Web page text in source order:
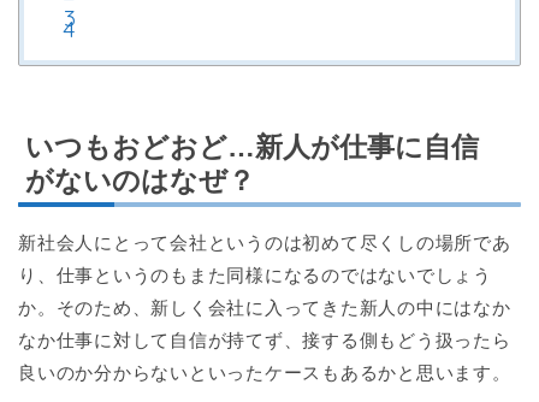
いつもおどおど…新人が仕事に自信
がないのはなぜ？
新社会人にとって会社というのは初めて尽くしの場所であ
り、仕事というのもまた同様になるのではないでしょう
か。そのため、新しく会社に入ってきた新人の中にはなか
なか仕事に対して自信が持てず、接する側もどう扱ったら
良いのか分からないといったケースもあるかと思います。